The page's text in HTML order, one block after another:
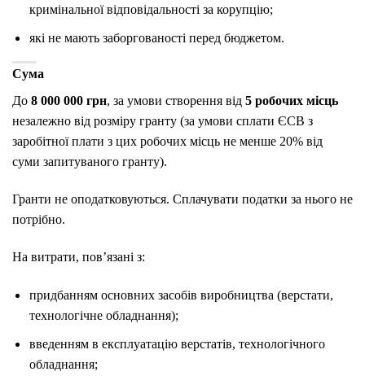
кримінальної відповідальності за корупцію;
які не мають заборгованості перед бюджетом.
Сума
До 8 000 000 грн, за умови створення від 5 робочих місць
незалежно від розміру гранту (за умови сплати ЄСВ з
заробітної плати з цих робочих місць не менше 20% від
суми запитуваного гранту).
Гранти не оподатковуються. Сплачувати податки за нього не
потрібно.
На витрати, пов’язані з:
придбанням основних засобів виробництва (верстати,
технологічне обладнання);
введенням в експлуатацію верстатів, технологічного
обладнання;